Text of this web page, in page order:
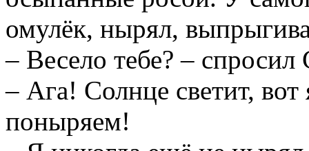
омулёк, нырял,
– Весело тебе? –
– Ага! Солнце светит,
поныряем!